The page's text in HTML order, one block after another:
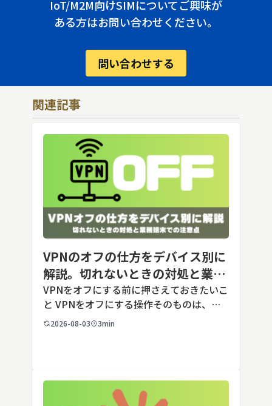
IoT/M2M向けSIMについてご興味が
ある方はお問い合わせください。
問い合わせする
関連記事
VPNのオフの仕方をデバイス別に
解説。切れないときの対処と業務
端末での注意点
VPNをオフにする前に押さえておきたいこ
と VPNをオフにする操作そのものは、ど
の端末でも数タップから数クリックで完了
2026-08-03 3min